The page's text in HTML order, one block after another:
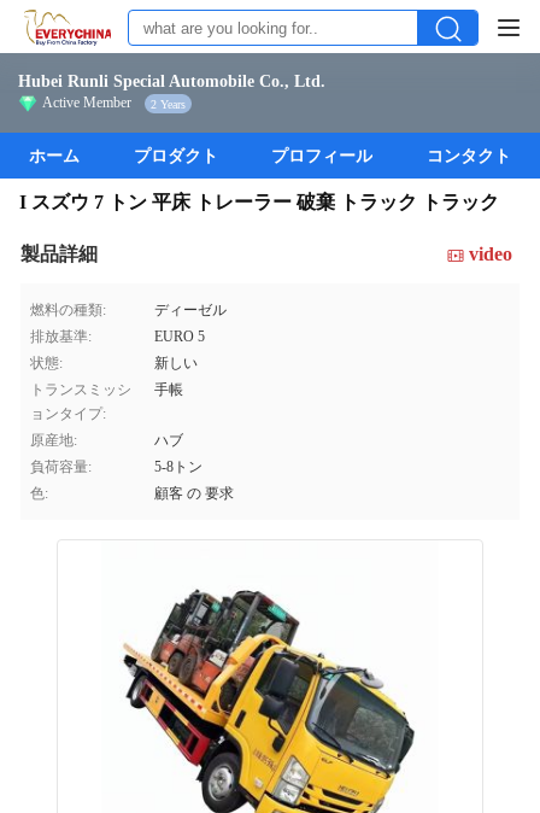
Hubei Runli Special Automobile Co., Ltd.
Active Member 2 Years
ホーム プロダクト プロフィール コンタクト
I スズウ 7 トン 平床 トレーラー 破棄 トラック トラック
製品詳細 video
燃料の種類:
ディーゼル
排放基準:
EURO 5
状態:
新しい
トランスミッシ
ョンタイプ:
手帳
原産地:
ハブ
負荷容量:
5-8トン
色:
顧客 の 要求